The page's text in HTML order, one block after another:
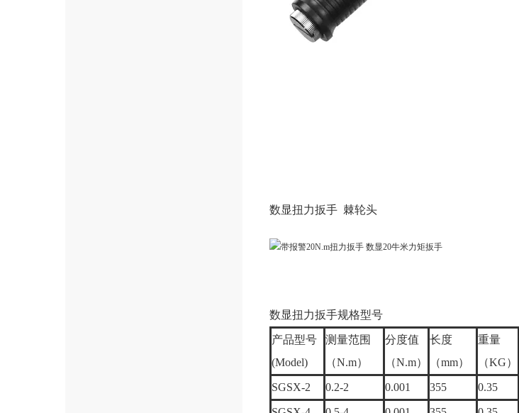
数显扭力扳手 棘轮头
数显扭力扳手规格型号
产品型号
(Model)
测量范围
（N.m）
分度值
（N.m）
长度
（mm）
重量
（KG）
SGSX-2 0.2-2 0.001 355 0.35